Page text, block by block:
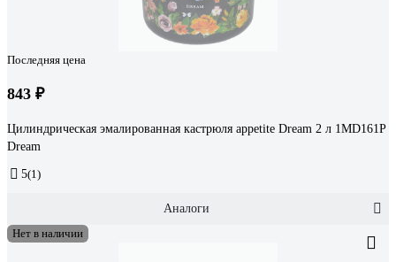
Последняя цена
843 ₽
Цилиндрическая эмалированная кастрюля appetite Dream 2 л 1MD161P
Dream
5(1)
Аналоги
Нет в наличии